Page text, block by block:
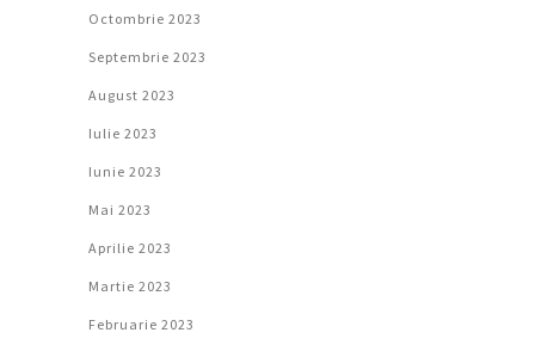
Octombrie 2023
Septembrie 2023
August 2023
Iulie 2023
Iunie 2023
Mai 2023
Aprilie 2023
Martie 2023
Februarie 2023